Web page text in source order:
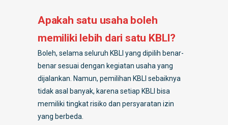
Apakah satu usaha boleh
memiliki lebih dari satu KBLI?
Boleh, selama seluruh KBLI yang dipilih benar-
benar sesuai dengan kegiatan usaha yang
dijalankan. Namun, pemilihan KBLI sebaiknya
tidak asal banyak, karena setiap KBLI bisa
memiliki tingkat risiko dan persyaratan izin
yang berbeda.